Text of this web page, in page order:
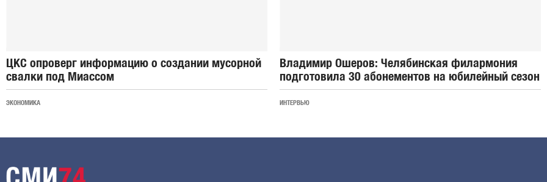
ЦКС опроверг информацию о создании мусорной
свалки под Миассом
ЭКОНОМИКА
Владимир Ошеров: Челябинская филармония
подготовила 30 абонементов на юбилейный сезон
ИНТЕРВЬЮ